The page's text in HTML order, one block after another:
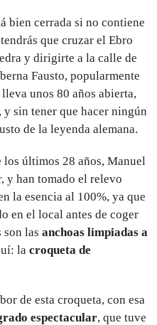
bien cerrada si no contiene
que cruzar el Ebro
y dirigirte a la calle de
Fausto, popularmente
lleva unos 80 años abierta,
sin tener que hacer ningún
de la leyenda alemana.
últimos 28 años, Manuel
y han tomado el relevo
la esencia al 100%, ya que
en el local antes de coger
son las anchoas limpiadas a
la croqueta de
de esta croqueta, con esa
espectacular, que tuve